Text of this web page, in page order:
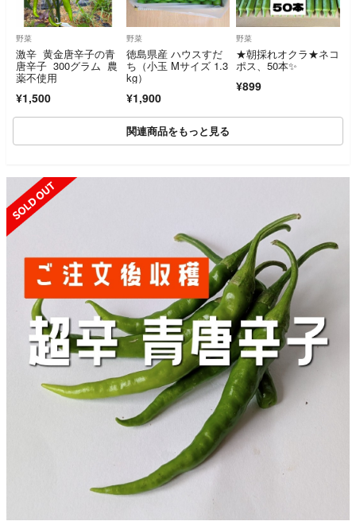
野菜
激辛 黄金唐辛子の青
唐辛子 300グラム 農
薬不使用
¥1,500
野菜
徳島県産 ハウスすだ
ち（小玉 Mサイズ 1.3
kg）
¥1,900
野菜
★朝採れオクラ★ネコ
ポス、50本✨
¥899
関連商品をもっと見る